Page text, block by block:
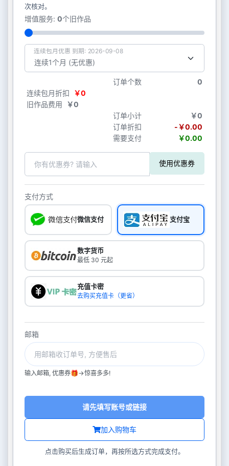
次核对。
增值服务: 0个旧作品
连续包月优惠 到期: 2026-09-08
订单个数
0
连续包月折扣
￥0
旧作品费用
￥0
订单小计
￥0
订单折扣
-￥0.00
需要支付
￥0.00
使用优惠券
支付方式
微信支付 支付宝
数字货币
最低 30 元起
充值卡密
去购买充值卡（更省）
邮箱
输入邮箱, 优惠券🎁->惊喜多多!
加入购物车
请先填写账号或链接
点击购买后生成订单，再按所选方式完成支付。